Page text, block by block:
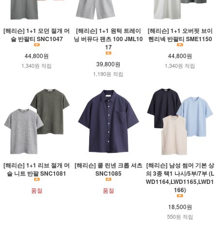
[해리슨] 1+1 모던 절개 머
슬 반팔티 SNC1047
44,800원
1,340원 적립
[해리슨] 1+1 원턱 트레이
닝 버뮤다 팬츠 100 JML10
17
39,800원
1,190원 적립
[해리슨] 1+1 오버핏 브이
헨리넥 반팔티 SME1150
44,800원
1,340원 적립
[해리슨] 1+1 리브 절개 머
슬 니트 반팔 SNC1081
품절
[해리슨] 쿨 린넨 크롭 셔츠
SNC1085
품절
[해리슨] 남성 썸머 기본 상
의 3종 택1 나시/5부/7부 (L
WD1164,LWD1165,LWD1
166)
18,500원
550원 적립